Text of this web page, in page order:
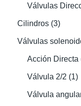
Válvulas
Cilindros (3)
Válvulas
Acción Directa
Válvula 2/2 (1)
Válvula